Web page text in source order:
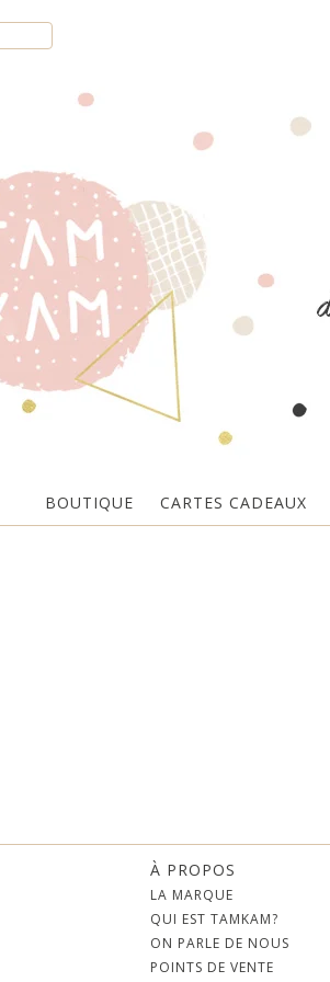
BOUTIQUE CARTES CADEAUX
À PROPOS
LA MARQUE
QUI EST TAMKAM?
ON PARLE DE NOUS
POINTS DE VENTE